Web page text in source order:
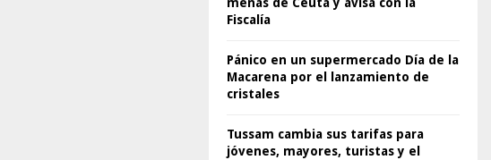
Fiscalía
Pánico en un supermercado Día de la
Macarena por el lanzamiento de
cristales
Tussam cambia sus tarifas para
jóvenes, mayores, turistas y el